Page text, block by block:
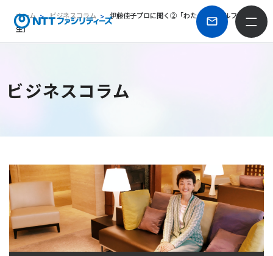
ホーム ビジネスコラム
伊藤佳子プロに聞く②「わたくしのゴルフ人
生」
ビジネスコラム